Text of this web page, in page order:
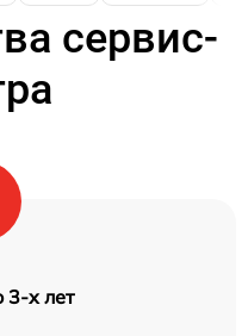
сервис-
3-х лет